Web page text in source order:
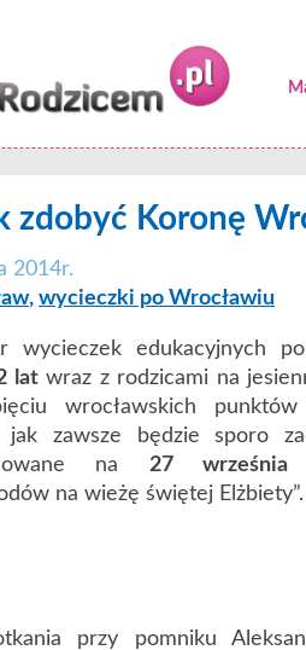
zdobyć Koronę
2014r.
, wycieczki po Wrocławiu
wycieczek edukacyjnych
latwraz z rodzicami na
wrocławskich punktów
jak zawsze będzie sporo
na 27 września
na wieżę świętej Elżbiety”.
przy pomniku